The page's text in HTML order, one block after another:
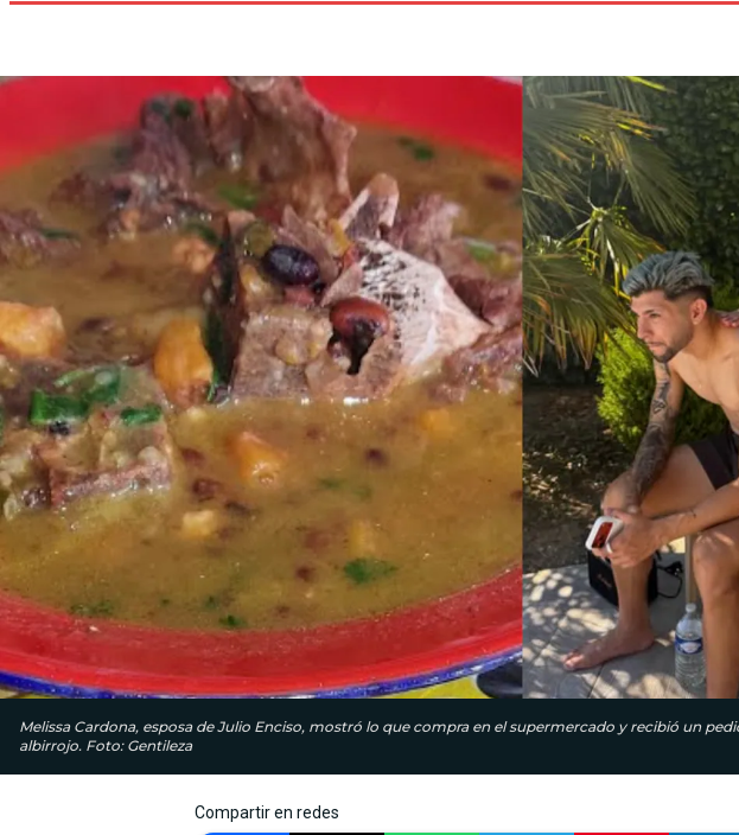
Melissa Cardona, esposa de Julio Enciso, mostró lo que compra en el supermercado y recibió un
albirrojo. Foto: Gentileza
Compartir en redes